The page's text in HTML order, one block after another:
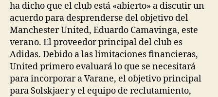
ha dicho que el club está «abierto» a discutir un
acuerdo para desprenderse del objetivo del
Manchester United, Eduardo Camavinga, este
verano. El proveedor principal del club es
Adidas. Debido a las limitaciones financieras,
United primero evaluará lo que se necesitará
para incorporar a Varane, el objetivo principal
para Solskjaer y el equipo de reclutamiento,